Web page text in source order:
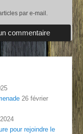
par e-mail.
26 février
pour rejoindre le